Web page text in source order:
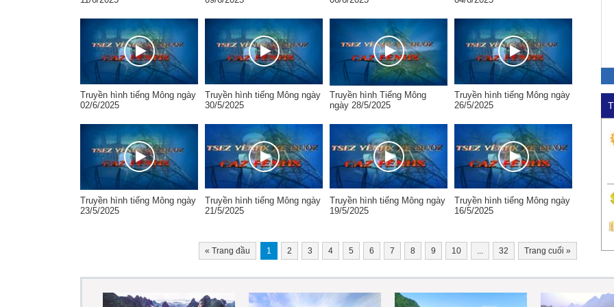
Truyền hình tiếng Mông ngày
02/6/2025
Truyền hình tiếng Mông ngày
30/5/2025
Truyền hình Tiếng Mông
ngày 28/5/2025
Truyền hình tiếng Mông ngày
26/5/2025
Truyền hình tiếng Mông ngày
23/5/2025
Truyền hình tiếng Mông ngày
21/5/2025
Truyền hình tiếng Mông ngày
19/5/2025
Truyền hình tiếng Mông ngày
16/5/2025
« Trang đầu 1 2 3 4 5 6 7 8 9 10 ... 32 Trang cuối »